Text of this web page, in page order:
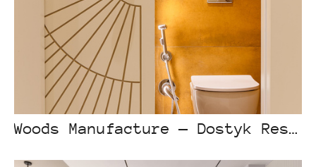
Woods Manufacture — Dostyk Residence